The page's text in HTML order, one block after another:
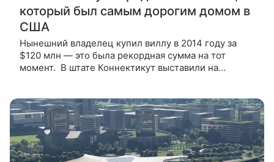
который был самым дорогим домом в
США
Нынешний владелец купил виллу в 2014 году за
$120 млн — это была рекордная сумма на тот
момент. В штате Коннектикут выставили на